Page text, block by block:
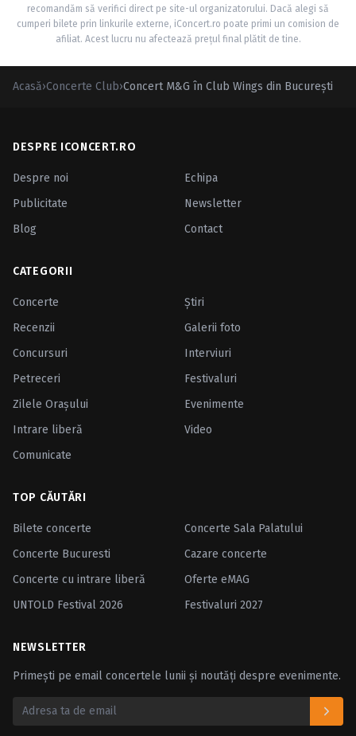
recomandăm să verifici direct pe site-ul organizatorului. Dacă alegi să
cumperi bilete prin linkurile externe, iConcert.ro poate primi un comision de
afiliat. Acest lucru nu afectează prețul final plătit de tine.
Acasă›Concerte Club›Concert M&G în Club Wings din Bucureşti
DESPRE ICONCERT.RO
Despre noi
Echipa
Publicitate
Newsletter
Blog
Contact
CATEGORII
Concerte
Ştiri
Recenzii
Galerii foto
Concursuri
Interviuri
Petreceri
Festivaluri
Zilele Oraşului
Evenimente
Intrare liberă
Video
Comunicate
TOP CĂUTĂRI
Bilete concerte
Concerte Sala Palatului
Concerte Bucuresti
Cazare concerte
Concerte cu intrare liberă
Oferte eMAG
UNTOLD Festival 2026
Festivaluri 2027
NEWSLETTER
Primești pe email concertele lunii și noutăți despre evenimente.